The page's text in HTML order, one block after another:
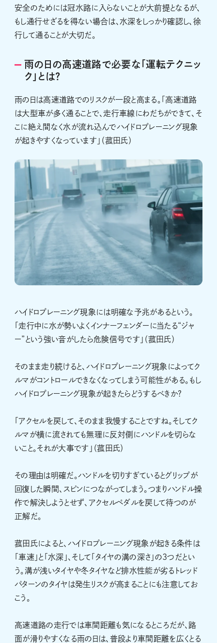
安全のためには冠水路に入らないことが大前提となるが、
もし通行せざるを得ない場合は、水深をしっかり確認し、徐
行して通ることが大切だ。
雨の日の高速道路で必要な「運転テクニッ
ク」とは?
雨の日は高速道路でのリスクが一段と高まる。「高速道路
は大型車が多く通ることで、走行車線にわだちができて、そ
こに絶え間なく水が流れ込んでハイドロプレーニング現象
が起きやすくなっています」（菰田氏）
ハイドロプレーニング現象には明確な予兆があるという。
「走行中に水が勢いよくインナーフェンダーに当たる“ジャ
ー”という強い音がしたら危険信号です」（菰田氏）
そのまま走り続けると、ハイドロプレーニング現象によってク
ルマがコントロールできなくなってしまう可能性がある。もし
ハイドロプレーニング現象が起きたらどうするべきか?
「アクセルを戻して、そのまま我慢することですね。そしてク
ルマが横に流されても無理に反対側にハンドルを切らな
いこと。それが大事です」（菰田氏）
その理由は明確だ。ハンドルを切りすぎているとグリップが
回復した瞬間、スピンにつながってしまう。つまりハンドル操
作で解決しようとせず、アクセルペダルを戻して待つのが
正解だ。
菰田氏によると、ハイドロプレーニング現象が起きる条件は
「車速」と「水深」、そして「タイヤの溝の深さ」の3つだとい
う。溝が浅いタイヤや冬タイヤなど排水性能が劣るトレッド
パターンのタイヤは発生リスクが高まることにも注意してお
こう。
高速道路の走行では車間距離も気になるところだが、路
面が滑りやすくなる雨の日は、普段より車間距離を広くとる